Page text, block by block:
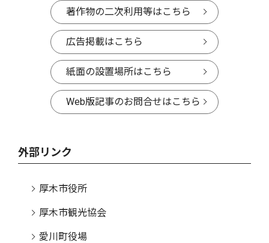
著作物の二次利用等はこちら
広告掲載はこちら
紙面の設置場所はこちら
Web版記事のお問合せはこちら
外部リンク
厚木市役所
厚木市観光協会
愛川町役場